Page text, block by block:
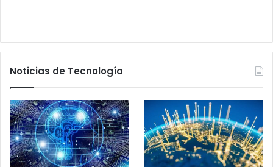
Noticias de Tecnología